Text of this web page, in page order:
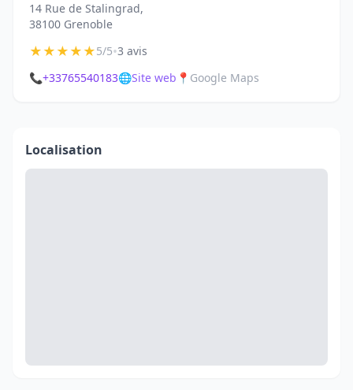
14 Rue de Stalingrad,
38100 Grenoble
★★★★★5/5•3 avis
📞+33765540183🌐Site web 📍 Google Maps
Localisation